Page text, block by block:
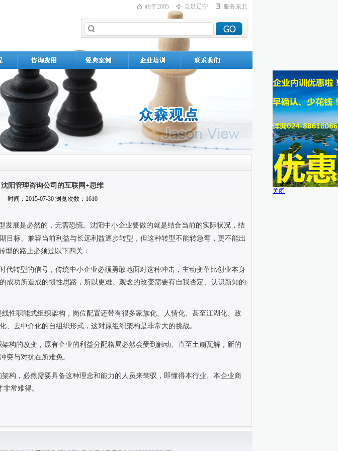
始于2005 立足辽宁 服务东北
沈阳管理咨询公司的互联网+思维
时间：2015-07-30 浏览次数：1610
发展是必然的，无需恐慌。沈阳中小企业要做的就是结合当前的实际状况，结
目标、兼容当前利益与长远利益逐步转型，但这种转型不能转急弯，更不能出
型的路上必须过以下四关：
代转型的信号，传统中小企业必须勇敢地面对这种冲击，主动变革比创业本身
成功所造成的惯性思路，所以更难。观念的改变需要有自我否定、认识新知的
线性职能式组织架构，岗位配置还带有很多家族化、人情化、甚至江湖化、政
、去中介化的自组织形式，这对原组织架构是非常大的挑战。
架构的改变，原有企业的利益分配格局必然会受到触动、直至土崩瓦解，新的
突与对抗在所难免。
架构，必然需要具备这种理念和能力的人员来驾驭，即懂得本行业、本企业商
常难得。
关闭